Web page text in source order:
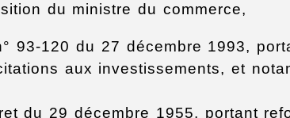
du ministre du commerce,
93-120 du 27 décembre 1993,
aux investissements, et
du 29 décembre 1955, portant